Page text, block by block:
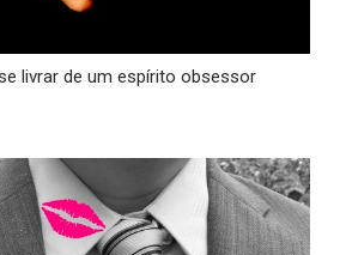
livrar de um espírito obsessor